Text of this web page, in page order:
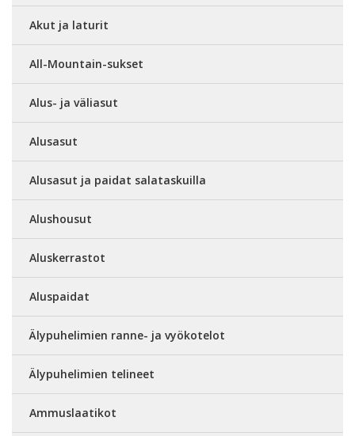
Akut ja laturit
All-Mountain-sukset
Alus- ja väliasut
Alusasut
Alusasut ja paidat salataskuilla
Alushousut
Aluskerrastot
Aluspaidat
Älypuhelimien ranne- ja vyökotelot
Älypuhelimien telineet
Ammuslaatikot